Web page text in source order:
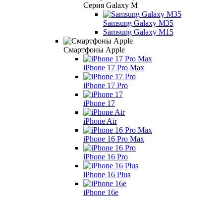
Серия Galaxy M
Samsung Galaxy M35
Samsung Galaxy M15
Смартфоны Apple
iPhone 17 Pro Max
iPhone 17 Pro
iPhone 17
iPhone Air
iPhone 16 Pro Max
iPhone 16 Pro
iPhone 16 Plus
iPhone 16e